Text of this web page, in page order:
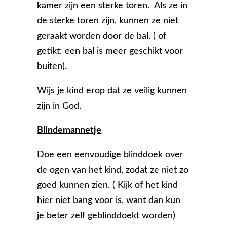
kamer zijn een sterke toren. Als ze in
de sterke toren zijn, kunnen ze niet
geraakt worden door de bal. ( of
getikt: een bal is meer geschikt voor
buiten).
Wijs je kind erop dat ze veilig kunnen
zijn in God.
Blindemannetje
Doe een eenvoudige blinddoek over
de ogen van het kind, zodat ze niet zo
goed kunnen zien. ( Kijk of het kind
hier niet bang voor is, want dan kun
je beter zelf geblinddoekt worden)